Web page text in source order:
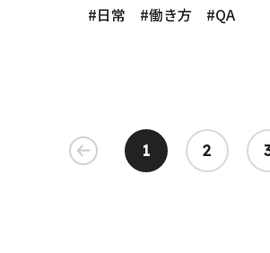
日常
働き方 QA
1 2